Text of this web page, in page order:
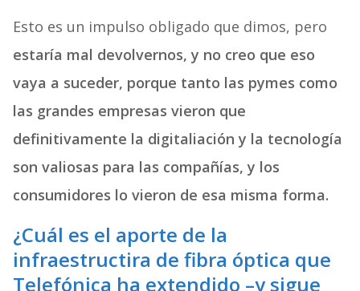
Esto es un impulso obligado que dimos, pero
estaría mal devolvernos, y no creo que eso
vaya a suceder, porque tanto las pymes como
las grandes empresas vieron que
definitivamente la digitaliación y la tecnología
son valiosas para las compañías, y los
consumidores lo vieron de esa misma forma.
¿Cuál es el aporte de la
infraestructira de fibra óptica que
Telefónica ha extendido –y sigue